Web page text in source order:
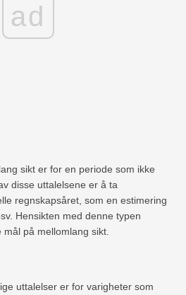
ad
sikt er for en periode som ikke
disse uttalelsene er å ta
regnskapsåret, som en estimering
Hensikten med denne typen
på mellomlang sikt.
uttalelser er for varigheter som